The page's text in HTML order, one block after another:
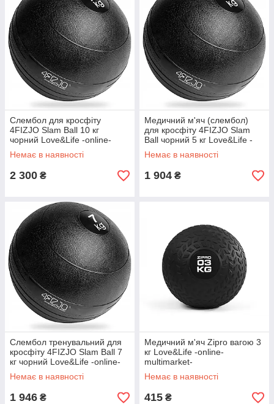
Слембол для кросфіту
4FIZJO Slam Ball 10 кг
чорний Love&Life -online-
multimarket-
Немає в наявності
2 300 ₴
Медичний м'яч (слембол)
для кросфіту 4FIZJO Slam
Ball чорний 5 кг Love&Life -
online-multimarket-
Немає в наявності
1 904 ₴
Слембол тренувальний для
кросфіту 4FIZJO Slam Ball 7
кг чорний Love&Life -online-
multimarket-
Немає в наявності
1 946 ₴
Медичний м'яч Zipro вагою 3
кг Love&Life -online-
multimarket-
Немає в наявності
415 ₴